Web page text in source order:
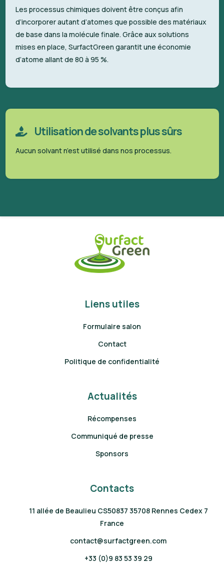
Les processus chimiques doivent être conçus afin
d’incorporer autant d’atomes que possible des matériaux
de base dans la molécule finale. Grâce aux solutions
mises en place, SurfactGreen garantit une économie
d’atome allant de 80 à 95 %.
Utilisation de solvants plus sûrs
Aucun solvant n’est utilisé dans nos processus.
Liens utiles
Formulaire salon
Contact
Politique de confidentialité
Actualités
Récompenses
Communiqué de presse
Sponsors
Contacts
11 allée de Beaulieu CS50837 35708 Rennes Cedex 7
France
contact@surfactgreen.com
+33 (0)9 83 53 39 29